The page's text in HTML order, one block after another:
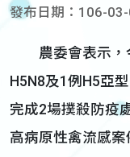
發布日期：106-
農委會表示，
H5N8及1例H5亞
完成2場撲殺防疫
高病原性禽流感